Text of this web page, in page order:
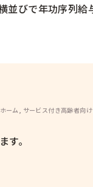
並びで年功序列給
ーム, サービス付き高齢者向
す。